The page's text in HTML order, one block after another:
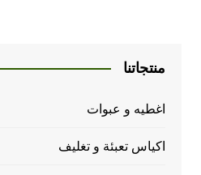
منتجاتنا
اغطيه و عبوات
اكياس تعبئة و تغليف